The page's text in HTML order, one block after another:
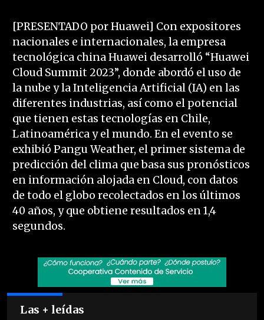
[PRESENTADO por Huawei] Con expositores
nacionales e internacionales, la empresa
tecnológica china Huawei desarrolló “Huawei
Cloud Summit 2023”, donde abordó el uso de
la nube y la Inteligencia Artificial (IA) en las
diferentes industrias, así como el potencial
que tienen estas tecnologías en Chile,
Latinoamérica y el mundo. En el evento se
exhibió Pangu Weather, el primer sistema de
predicción del clima que basa sus pronósticos
en información alojada en Cloud, con datos
de todo el globo recolectados en los últimos
40 años, y que obtiene resultados en 1,4
segundos.
Las + leídas